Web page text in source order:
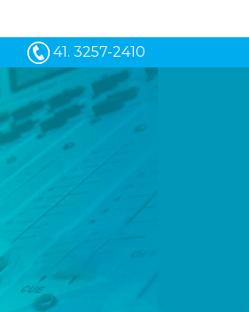
41. 3257-2410